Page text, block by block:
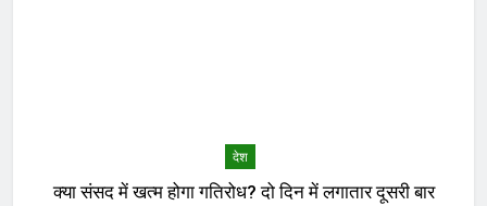
देश
क्या संसद में खत्म होगा गतिरोध? दो दिन में लगातार दूसरी बार